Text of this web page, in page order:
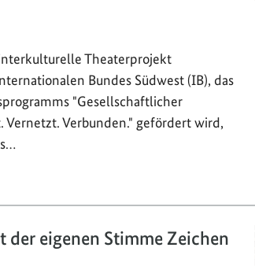
Theaterprojekt
Bundes Südwest (IB), das
"Gesellschaftlicher
Vernetzt. Verbunden." gefördert wird,
der eigenen Stimme Zeichen